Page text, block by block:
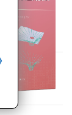
of ground